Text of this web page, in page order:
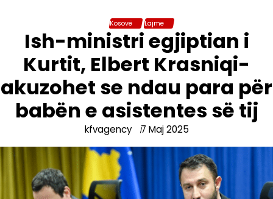
Kosovë Lajme
Ish-ministri egjiptian i
Kurtit, Elbert Krasniqi-
akuzohet se ndau para për
babën e asistentes së tij
kfvagency 7 Maj 2025